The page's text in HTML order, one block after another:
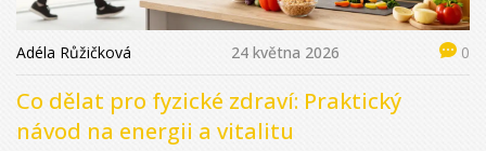
Adéla Růžičková 24 května 2026 0
Co dělat pro fyzické zdraví: Praktický
návod na energii a vitalitu